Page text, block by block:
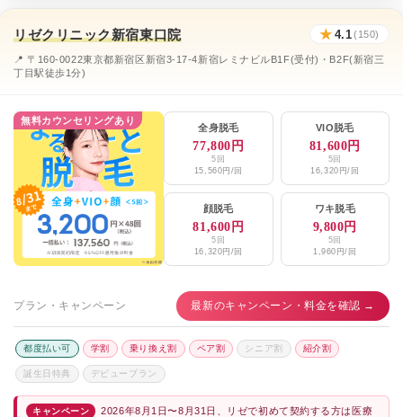
リゼクリニック新宿東口院 ★ 4.1(150)
📍 〒160-0022東京都新宿区新宿3-17-4新宿レミナビルB1F(受付)・B2F(新宿三
丁目駅徒歩1分)
無料カウンセリングあり
全身脱毛
77,800円
5回
15,560円/回
VIO脱毛
81,600円
5回
16,320円/回
顔脱毛
81,600円
5回
16,320円/回
ワキ脱毛
9,800円
5回
1,960円/回
プラン・キャンペーン 最新のキャンペーン・料金を確認 →
都度払い可 学割 乗り換え割 ペア割 シニア割 紹介割
誕生日特典 デビュープラン
キャンペーン
2026年8月1日〜8月31日、リゼで初めて契約する方は医療